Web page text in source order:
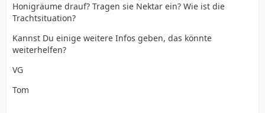
Honigräume drauf? Tragen sie Nektar ein? Wie ist die
Trachtsituation?
Kannst Du einige weitere Infos geben, das könnte
weiterhelfen?
VG
Tom